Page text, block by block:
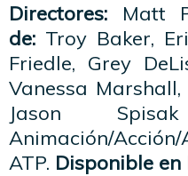
Directores: Matt
de: Troy Baker,
Friedle, Grey
Vanessa
Jason
Animación/
ATP. Disponible en